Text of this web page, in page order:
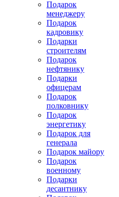
Подарок
менеджеру
Подарок
кадровику
Подарки
строителям
Подарок
нефтянику
Подарки
офицерам
Подарок
полковнику
Подарок
энергетику
Подарок для
генерала
Подарок майору
Подарок
военному
Подарки
десантнику